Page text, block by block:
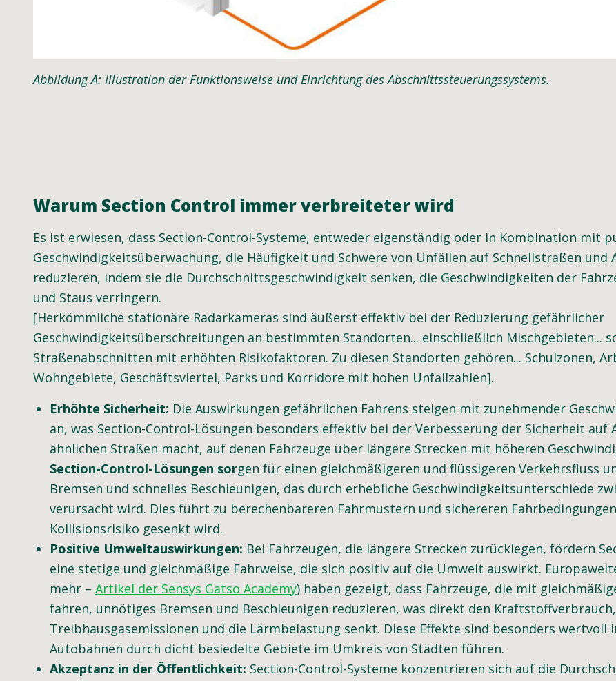
Abbildung A: Illustration der Funktionsweise und Einrichtung des Abschnittssteuerungssystems.
Warum Section Control immer verbreiteter wird
Es ist erwiesen, dass Section-Control-Systeme, entweder eigenständig oder in Kombination mit
Geschwindigkeitsüberwachung, die Häufigkeit und Schwere von Unfällen auf Schnellstraßen und
reduzieren, indem sie die Durchschnittsgeschwindigkeit senken, die Geschwindigkeiten der
und Staus verringern.
[Herkömmliche stationäre Radarkameras sind äußerst effektiv bei der Reduzierung gefährlicher
Geschwindigkeitsüberschreitungen an bestimmten Standorten... einschließlich Mischgebieten...
Straßenabschnitten mit erhöhten Risikofaktoren. Zu diesen Standorten gehören... Schulzonen,
Wohngebiete, Geschäftsviertel, Parks und Korridore mit hohen Unfallzahlen].
Erhöhte Sicherheit: Die Auswirkungen gefährlichen Fahrens steigen mit zunehmender
an, was Section-Control-Lösungen besonders effektiv bei der Verbesserung der Sicherheit auf
ähnlichen Straßen macht, auf denen Fahrzeuge über längere Strecken mit höheren
Section-Control-Lösungen sorgen für einen gleichmäßigeren und flüssigeren Verkehrsfluss
Bremsen und schnelles Beschleunigen, das durch erhebliche Geschwindigkeitsunterschiede
verursacht wird. Dies führt zu berechenbareren Fahrmustern und sichereren
Kollisionsrisiko gesenkt wird.
Positive Umweltauswirkungen: Bei Fahrzeugen, die längere Strecken zurücklegen, fördern
eine stetige und gleichmäßige Fahrweise, die sich positiv auf die Umwelt auswirkt.
mehr – Artikel der Sensys Gatso Academy) haben gezeigt, dass Fahrzeuge, die mit
fahren, unnötiges Bremsen und Beschleunigen reduzieren, was direkt den
Treibhausgasemissionen und die Lärmbelastung senkt. Diese Effekte sind besonders wertvoll
Autobahnen durch dicht besiedelte Gebiete im Umkreis von Städten führen.
Akzeptanz in der Öffentlichkeit: Section-Control-Systeme konzentrieren sich auf die